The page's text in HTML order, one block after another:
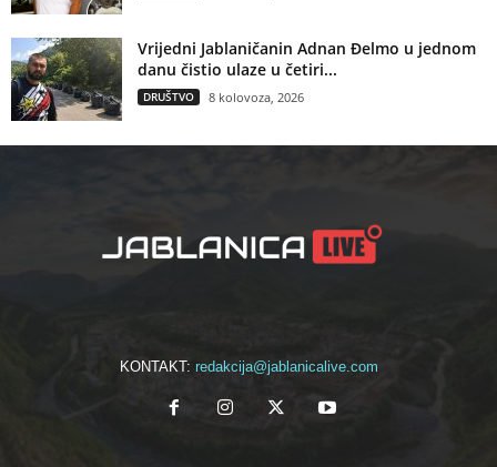
Vrijedni Jablaničanin Adnan Đelmo u jednom
danu čistio ulaze u četiri...
DRUŠTVO 8 kolovoza, 2026
KONTAKT: redakcija@jablanicalive.com